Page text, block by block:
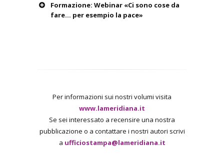
Formazione: Webinar «Ci sono cose da
fare... per esempio la pace»
Per informazioni sui nostri volumi visita
www.lameridiana.it
Se sei interessato a recensire una nostra
pubblicazione o a contattare i nostri autori scrivi
a ufficiostampa@lameridiana.it